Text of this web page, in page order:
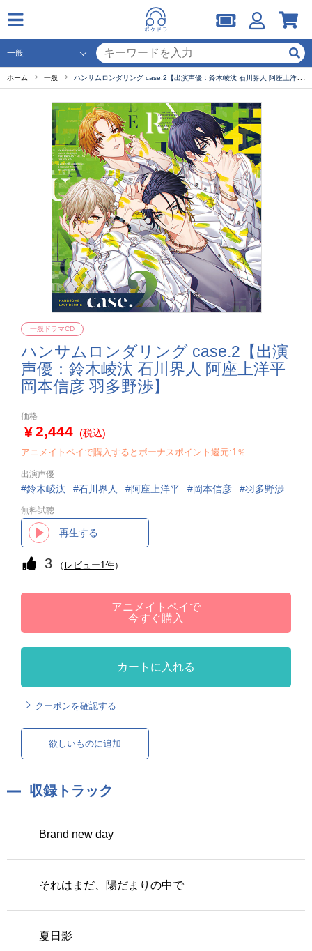
ホーム 一般 ハンサムロンダリング case.2【出演声優：鈴木崚汰 石川界人 阿座上洋平 岡本信彦 羽多野渉】
ハンサムロンダリング case.2【出演
声優：鈴木崚汰 石川界人 阿座上洋平
岡本信彦 羽多野渉】
一般ドラマCD
価格
2,444 (税込)
アニメイトペイで購入するとボーナスポイント還元:1％
出演声優
鈴木崚汰 石川界人 阿座上洋平 岡本信彦 羽多野渉
無料試聴
再生する
3 （ レビュー1件）
アニメイトペイで
今すぐ購入
カートに入れる
クーポンを確認する
欲しいものに追加
収録トラック
Brand new day
それはまだ、陽だまりの中で
夏日影